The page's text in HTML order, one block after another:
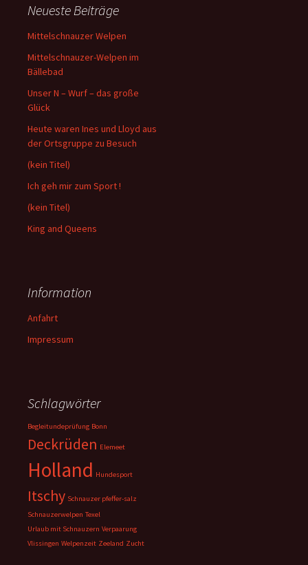
Neueste Beiträge
Mittelschnauzer Welpen
Mittelschnauzer-Welpen im
Bällebad
Unser N – Wurf – das große
Glück
Heute waren Ines und Lloyd aus
der Ortsgruppe zu Besuch
(kein Titel)
Ich geh mir zum Sport !
(kein Titel)
King and Queens
Information
Anfahrt
Impressum
Schlagwörter
Begleitundeprüfung Bonn
Deckrüden Elemeet
Holland Hundesport
Itschy Schnauzer pfeffer-salz
Schnauzerwelpen Texel
Urlaub mit Schnauzern Verpaarung
Vlissingen Welpenzeit Zeeland Zucht